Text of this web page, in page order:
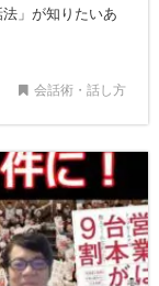
」が知りたいあ
会話術・話し方